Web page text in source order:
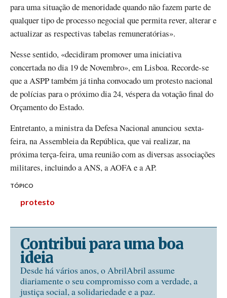
para uma situação de menoridade quando não fazem parte de
qualquer tipo de processo negocial que permita rever, alterar e
actualizar as respectivas tabelas remuneratórias».
Nesse sentido, «decidiram promover uma iniciativa
concertada no dia 19 de Novembro», em Lisboa. Recorde-se
que a ASPP também já tinha convocado um protesto nacional
de polícias para o próximo dia 24, véspera da votação final do
Orçamento do Estado.
Entretanto, a ministra da Defesa Nacional anunciou sexta-
feira, na Assembleia da República, que vai realizar, na
próxima terça-feira, uma reunião com as diversas associações
militares, incluindo a ANS, a AOFA e a AP.
TÓPICO
protesto
Contribui para uma boa
ideia
Desde há vários anos, o AbrilAbril assume
diariamente o seu compromisso com a verdade, a
justiça social, a solidariedade e a paz.